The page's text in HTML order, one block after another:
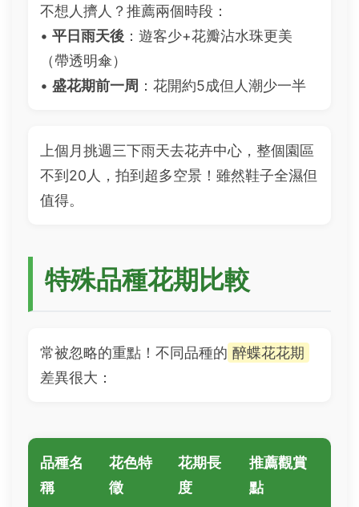
不想人擠人？推薦兩個時段：
• 平日雨天後 ：遊客少+花瓣沾水珠更美
（帶透明傘）
• 盛花期前一周 ：花開約5成但人潮少一半
上個月挑週三下雨天去花卉中心，整個園區
不到20人，拍到超多空景！雖然鞋子全濕但
值得。
特殊品種花期比較
常被忽略的重點！不同品種的 醉蝶花花期
差異很大：
品種名
稱
花色特
徵
花期長
度
推薦觀賞
點